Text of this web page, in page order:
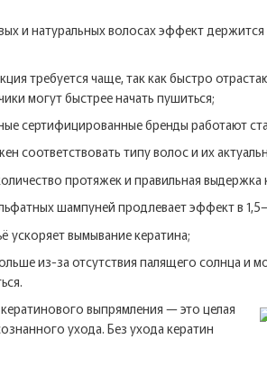
и натуральных волосах эффект
требуется чаще, так как быстро
могут быстрее начать пушиться;
сертифицированные бренды работают
соответствовать типу волос и их
протяжек и правильная выдержка
шампуней продлевает эффект в
ускоряет вымывание кератина;
из-за отсутствия палящего солнца и
выпрямления — это целая
ухода. Без ухода кератин